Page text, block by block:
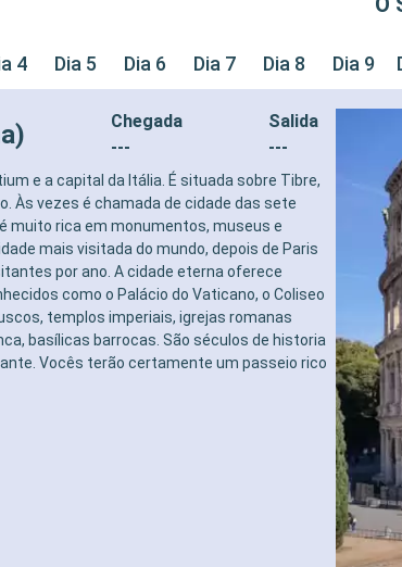
4 Dia 5 Dia 6 Dia 7 Dia 8 Dia 9
Chegada
---
Salida
---
e a capital da Itália. É situada sobre Tibre,
Às vezes é chamada de cidade das sete
muito rica em monumentos, museus e
mais visitada do mundo, depois de Paris
por ano. A cidade eterna oferece
como o Palácio do Vaticano, o Coliseo
templos imperiais, igrejas romanas
basílicas barrocas. São séculos de historia
Vocês terão certamente um passeio rico